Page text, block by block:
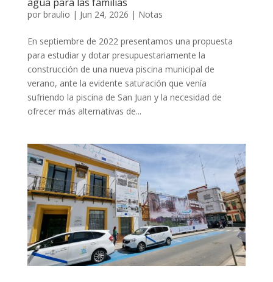
por braulio | Jun 24, 2026 | Notas
En septiembre de 2022 presentamos una propuesta
para estudiar y dotar presupuestariamente la
construcción de una nueva piscina municipal de
verano, ante la evidente saturación que venía
sufriendo la piscina de San Juan y la necesidad de
ofrecer más alternativas de...